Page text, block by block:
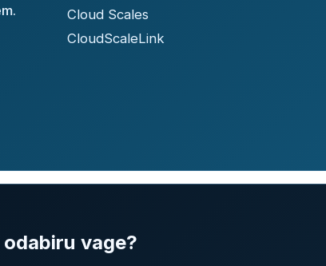
Cloud Scales
CloudScaleLink
vage?